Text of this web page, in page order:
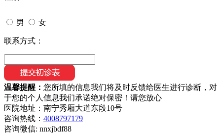
男 女
联系方式：
温馨提醒： 您所填的信息我们将及时反馈给医生进行诊断，对
于您的个人信息我们承诺绝对保密！请您放心
医院地址：南宁秀厢大道东段10号
咨询热线： 4008797179
咨询微信: nnxjbdf88